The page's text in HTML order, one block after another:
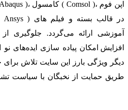
آموزشی ارائه می‌گردد. جلوگیری
افزایش امکان پیاده سازی ایده‌های
دیگر ویژگی بارز این سایت تلاش
طریق حمایت از نخبگان با سیاست